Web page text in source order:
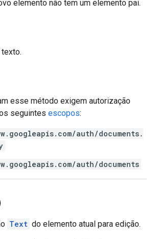
elemento não tem um elemento pai.
esse método exigem autorização
seguintes escopos:
auth/documents.
auth/documents
Text do elemento atual para edição.